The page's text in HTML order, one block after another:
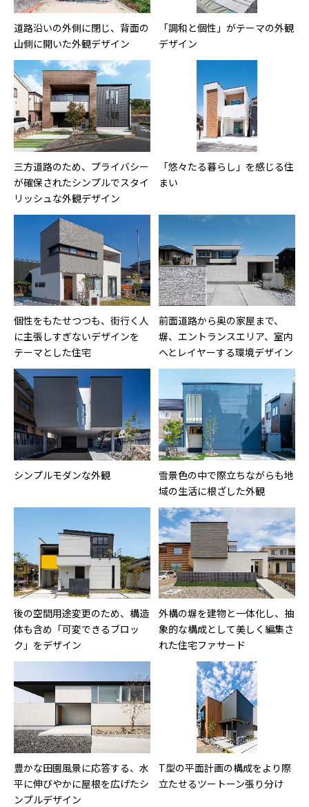
道路沿いの外側に閉じ、背面の
山側に開いた外観デザイン
「調和と個性」がテーマの外観
デザイン
三方道路のため、プライバシー
が確保されたシンプルでスタイ
リッシュな外観デザイン
「悠々たる暮らし」を感じる住
まい
個性をもたせつつも、街行く人
に主張しすぎないデザインを
テーマとした住宅
前面道路から奥の家屋まで、
塀、エントランスエリア、室内
へとレイヤーする環境デザイン
シンプルモダンな外観
雪景色の中で際立ちながらも地
域の生活に根ざした外観
後の空間用途変更のため、構造
体も含め「可変できるブロッ
ク」をデザイン
外構の塀を建物と一体化し、抽
象的な構成として美しく編集さ
れた住宅ファサード
豊かな田園風景に応答する、水
平に伸びやかに屋根を広げたシ
ンプルデザイン
T型の平面計画の構成をより際
立たせるツートーン張り分け